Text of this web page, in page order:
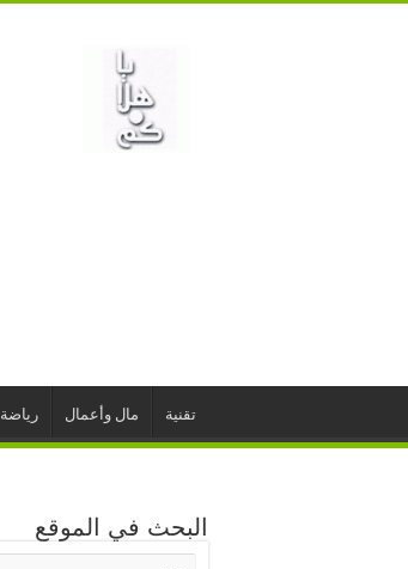
تقنية مال وأعمال رياضة
البحث في الموقع